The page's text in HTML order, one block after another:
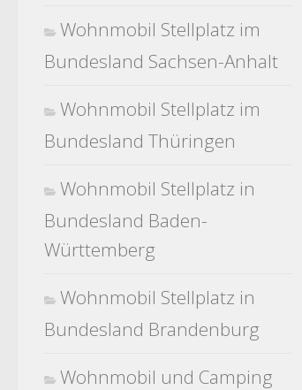
Wohnmobil Stellplatz im
Bundesland Sachsen-Anhalt
Wohnmobil Stellplatz im
Bundesland Thüringen
Wohnmobil Stellplatz in
Bundesland Baden-
Württemberg
Wohnmobil Stellplatz in
Bundesland Brandenburg
Wohnmobil und Camping